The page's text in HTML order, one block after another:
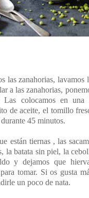
las zanahorias, lavamos
a las zanahorias,
Las colocamos en
de aceite, el tomillo
45 minutos.
están tiernas , las
la batata sin piel, la
y dejamos que
tomar. Si os gusta
un poco de nata.